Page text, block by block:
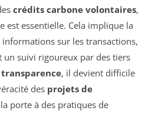
crédits carbone volontaires,
est essentielle. Cela implique la
sur les transactions,
un suivi rigoureux par des tiers
transparence, il devient difficile
des projets de
porte à des pratiques de